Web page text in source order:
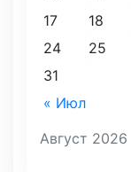
Август 2026
« Июл
17
18
24
25
31